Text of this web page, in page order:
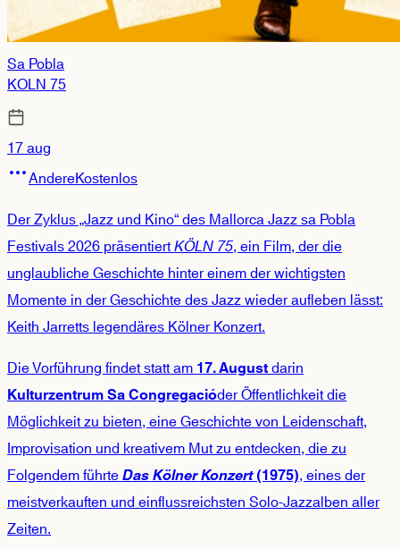
Sa Pobla
KÖLN 75
17 aug
AndereKostenlos
Der Zyklus „Jazz und Kino“ des Mallorca Jazz sa Pobla
Festivals 2026 präsentiertKÖLN 75, ein Film, der die
unglaubliche Geschichte hinter einem der wichtigsten
Momente in der Geschichte des Jazz wieder aufleben lässt:
Keith Jarretts legendäres Kölner Konzert.
Die Vorführung findet statt am17. Augustdarin
Kulturzentrum Sa Congregacióder Öffentlichkeit die
Möglichkeit zu bieten, eine Geschichte von Leidenschaft,
Improvisation und kreativem Mut zu entdecken, die zu
Folgendem führteDas Kölner Konzert(1975), eines der
meistverkauften und einflussreichsten Solo-Jazzalben aller
Zeiten.